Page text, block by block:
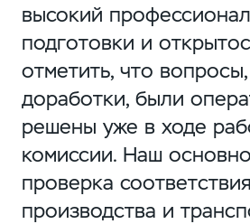
высокий
подготовки и
отметить, что
доработки, были
решены уже в ходе
комиссии. Наш
проверка соответствия
производства и